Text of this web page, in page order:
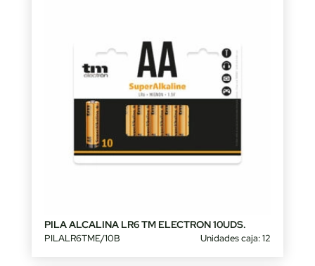
PILA ALCALINA LR6 TM ELECTRON 10UDS.
PILALR6TME/10B Unidades caja: 12